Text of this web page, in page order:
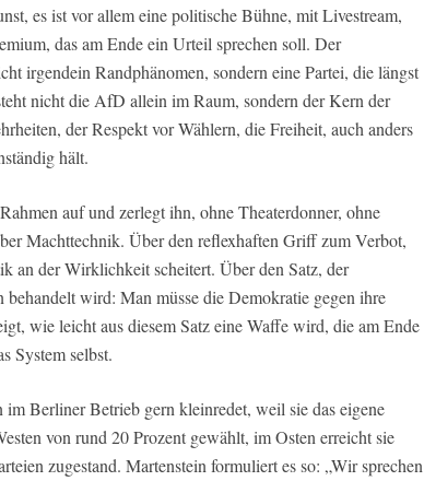
es ist vor allem eine politische Bühne, mit Livestream,
das am Ende ein Urteil sprechen soll. Der
irgendein Randphänomen, sondern eine Partei, die längst
nicht die AfD allein im Raum, sondern der Kern der
der Respekt vor Wählern, die Freiheit, auch anders
hält.
auf und zerlegt ihn, ohne Theaterdonner, ohne
Machttechnik. Über den reflexhaften Griff zum Verbot,
an der Wirklichkeit scheitert. Über den Satz, der
wird: Man müsse die Demokratie gegen ihre
wie leicht aus diesem Satz eine Waffe wird, die am Ende
System selbst.
Berliner Betrieb gern kleinredet, weil sie das eigene
von rund 20 Prozent gewählt, im Osten erreicht sie
zugestand. Martenstein formuliert es so: „Wir sprechen